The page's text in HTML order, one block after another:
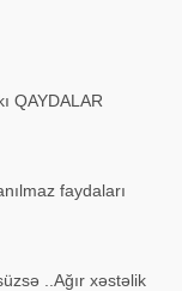
QAYDALAR
faydaları
..Ağır xəstəlik